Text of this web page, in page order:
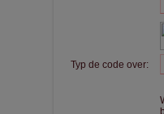
Typ de code over: